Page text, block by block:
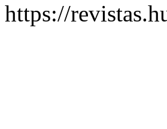
https://